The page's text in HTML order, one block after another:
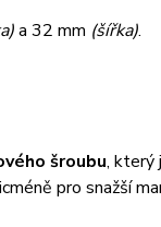
a 32 mm (šířka).
šroubu, který
pro snažší